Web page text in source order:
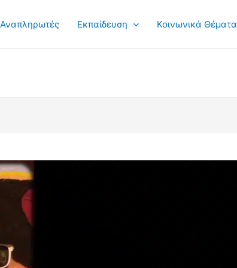
Αναπληρωτές Εκπαίδευση Κοινωνικά Θέματα